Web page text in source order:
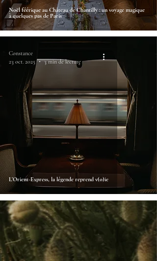
Noël féérique au Château de Chantilly : un voyage magique
à quelques pas de Paris
L’Orient-Express, la légende reprend v(o)ie
Constance
23 oct. 2025
3 min de lecture